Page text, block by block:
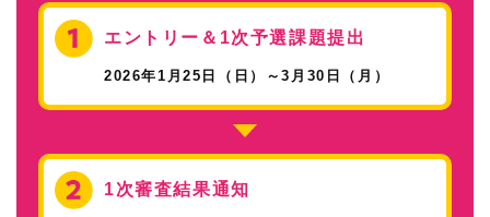
エントリー＆1次予選課題提出
2026年1月25日（日）～3月30日（月）
1次審査結果通知